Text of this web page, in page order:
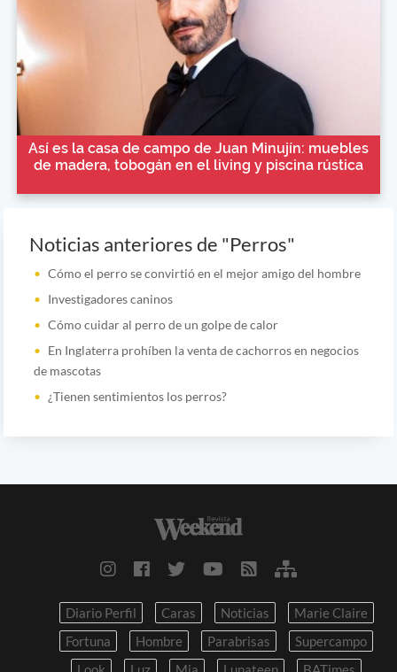
Así es la casa de campo de Juan Minujín: muebles
de madera, tobogán en el living y piscina rústica
Noticias anteriores de "Perros"
Cómo el perro se convirtió en el mejor amigo del hombre
Investigadores caninos
Cómo cuidar al perro de un golpe de calor
En Inglaterra prohíben la venta de cachorros en negocios
de mascotas
¿Tienen sentimientos los perros?
Diario Perfil Caras Noticias
Marie Claire
Fortuna
Hombre Parabrisas
Supercampo